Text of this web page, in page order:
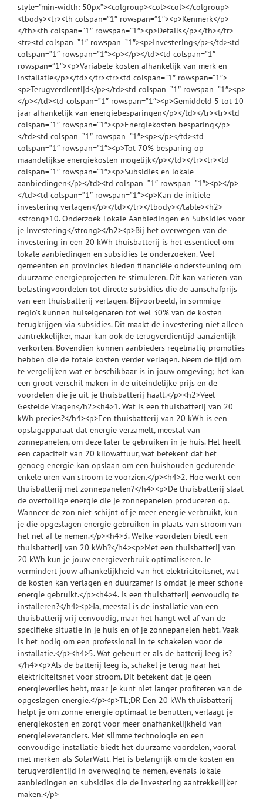
style=”min-width: 50px”><colgroup><col><col></colgroup>
<tbody><tr><th colspan=”1″ rowspan=”1″><p>Kenmerk</p>
</th><th colspan=”1″ rowspan=”1″><p>Details</p></th></tr>
<tr><td colspan=”1″ rowspan=”1″><p>Investering</p></td><td
colspan=”1″ rowspan=”1″><p></p></td><td colspan=”1″
rowspan=”1″><p>Variabele kosten afhankelijk van merk en
installatie</p></td></tr><tr><td colspan=”1″ rowspan=”1″>
<p>Terugverdientijd</p></td><td colspan=”1″ rowspan=”1″><p>
</p></td><td colspan=”1″ rowspan=”1″><p>Gemiddeld 5 tot 10
jaar afhankelijk van energiebesparingen</p></td></tr><tr><td
colspan=”1″ rowspan=”1″><p>Energiekosten besparing</p>
</td><td colspan=”1″ rowspan=”1″><p></p></td><td
colspan=”1″ rowspan=”1″><p>Tot 70% besparing op
maandelijkse energiekosten mogelijk</p></td></tr><tr><td
colspan=”1″ rowspan=”1″><p>Subsidies en lokale
aanbiedingen</p></td><td colspan=”1″ rowspan=”1″><p></p>
</td><td colspan=”1″ rowspan=”1″><p>Kan de initiële
investering verlagen</p></td></tr></tbody></table><h2>
<strong>10. Onderzoek Lokale Aanbiedingen en Subsidies voor
je Investering</strong></h2><p>Bij het overwegen van de
investering in een 20 kWh thuisbatterij is het essentieel om
lokale aanbiedingen en subsidies te onderzoeken. Veel
gemeenten en provincies bieden financiële ondersteuning om
duurzame energieprojecten te stimuleren. Dit kan variëren van
belastingvoordelen tot directe subsidies die de aanschafprijs
van een thuisbatterij verlagen. Bijvoorbeeld, in sommige
regio’s kunnen huiseigenaren tot wel 30% van de kosten
terugkrijgen via subsidies. Dit maakt de investering niet alleen
aantrekkelijker, maar kan ook de terugverdientijd aanzienlijk
verkorten. Bovendien kunnen aanbieders regelmatig promoties
hebben die de totale kosten verder verlagen. Neem de tijd om
te vergelijken wat er beschikbaar is in jouw omgeving; het kan
een groot verschil maken in de uiteindelijke prijs en de
voordelen die je uit je thuisbatterij haalt.</p><h2>Veel
Gestelde Vragen</h2><h4>1. Wat is een thuisbatterij van 20
kWh precies?</h4><p>Een thuisbatterij van 20 kWh is een
opslagapparaat dat energie verzamelt, meestal van
zonnepanelen, om deze later te gebruiken in je huis. Het heeft
een capaciteit van 20 kilowattuur, wat betekent dat het
genoeg energie kan opslaan om een huishouden gedurende
enkele uren van stroom te voorzien.</p><h4>2. Hoe werkt een
thuisbatterij met zonnepanelen?</h4><p>De thuisbatterij slaat
de overtollige energie die je zonnepanelen produceren op.
Wanneer de zon niet schijnt of je meer energie verbruikt, kun
je die opgeslagen energie gebruiken in plaats van stroom van
het net af te nemen.</p><h4>3. Welke voordelen biedt een
thuisbatterij van 20 kWh?</h4><p>Met een thuisbatterij van
20 kWh kun je jouw energieverbruik optimaliseren. Je
vermindert jouw afhankelijkheid van het elektriciteitsnet, wat
de kosten kan verlagen en duurzamer is omdat je meer schone
energie gebruikt.</p><h4>4. Is een thuisbatterij eenvoudig te
installeren?</h4><p>Ja, meestal is de installatie van een
thuisbatterij vrij eenvoudig, maar het hangt wel af van de
specifieke situatie in je huis en of je zonnepanelen hebt. Vaak
is het nodig om een professional in te schakelen voor de
installatie.</p><h4>5. Wat gebeurt er als de batterij leeg is?
</h4><p>Als de batterij leeg is, schakel je terug naar het
elektriciteitsnet voor stroom. Dit betekent dat je geen
energieverlies hebt, maar je kunt niet langer profiteren van de
opgeslagen energie.</p><p>TL;DR Een 20 kWh thuisbatterij
helpt je om zonne-energie optimaal te benutten, verlaagt je
energiekosten en zorgt voor meer onafhankelijkheid van
energieleveranciers. Met slimme technologie en een
eenvoudige installatie biedt het duurzame voordelen, vooral
met merken als SolarWatt. Het is belangrijk om de kosten en
terugverdientijd in overweging te nemen, evenals lokale
aanbiedingen en subsidies die de investering aantrekkelijker
maken.</p>